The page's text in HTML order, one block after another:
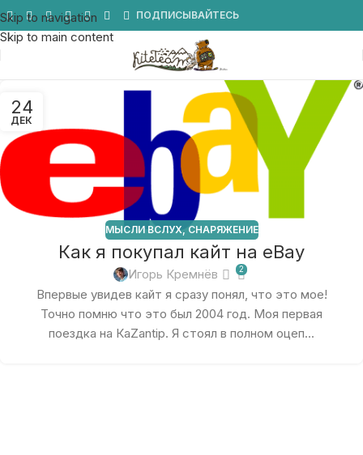
Skip to navigation
Skip to main content
ПОДПИСЫВАЙТЕСЬ
24
ДЕК
МЫСЛИ ВСЛУХ СНАРЯЖЕНИЕ
Как я покупал кайт на eBay
Игорь Кремнёв 2
Впервые увидев кайт я сразу понял, что это мое!
Точно помню что это был 2004 год. Моя первая
поездка на КаZantip. Я стоял в полном оцеп...